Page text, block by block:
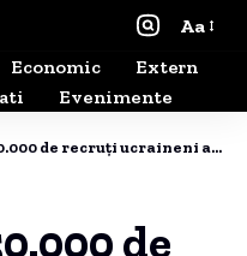
Aa
Economic
Extern
Evenimente
instruiți în Regatul Unit, iar România se află pe lista țărilor implicate în „Interflex”.
de